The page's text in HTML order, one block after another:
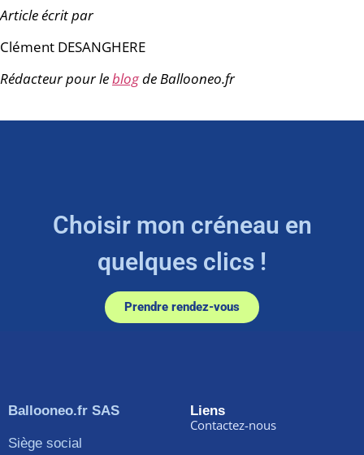
Article écrit par
Clément DESANGHERE
Rédacteur pour leblogde Ballooneo.fr
Choisir mon créneau en
quelques clics !
Prendre rendez-vous
Ballooneo.fr SAS
Siège social
Liens
Contactez-nous